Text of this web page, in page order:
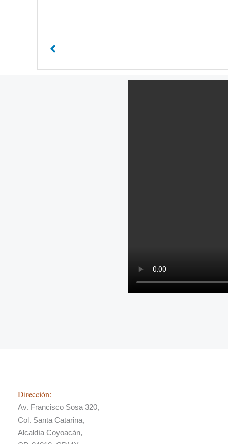
Dirección:
Av. Francisco Sosa 320,
Col. Santa Catarina,
Alcaldía Coyoacán,